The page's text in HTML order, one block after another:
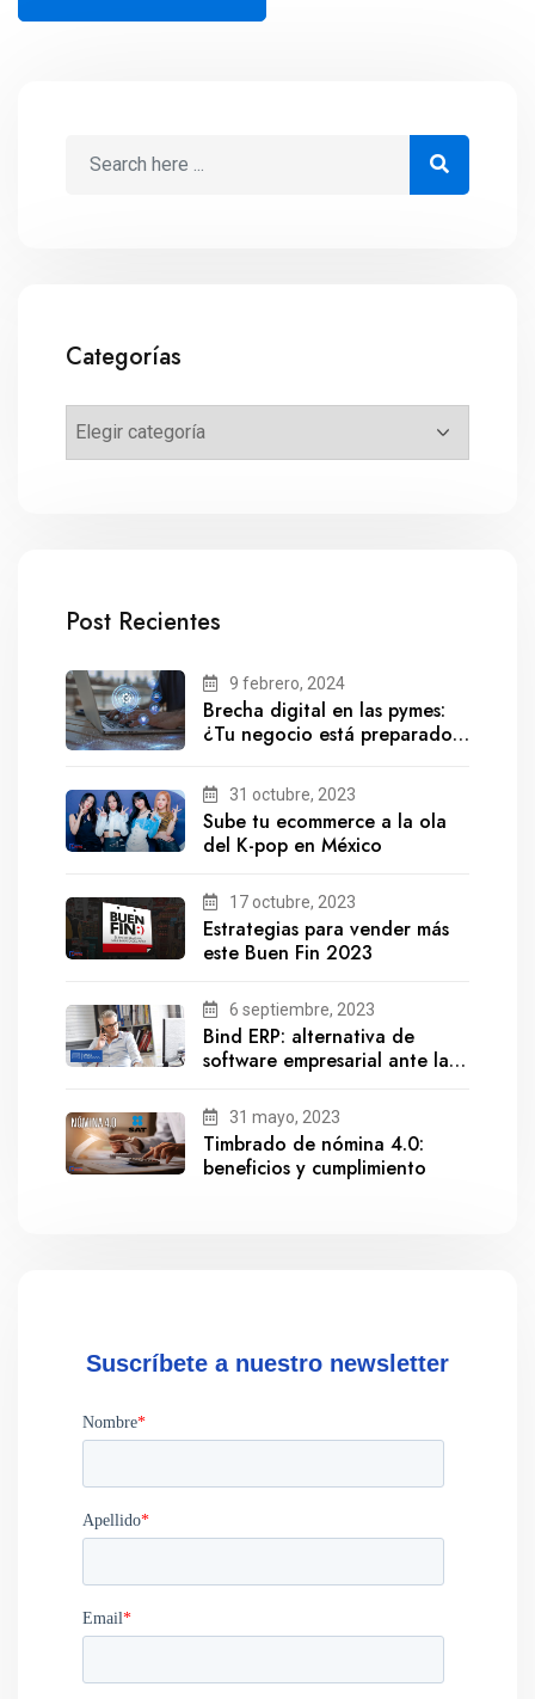
Categorías
Post Recientes
9 febrero, 2024
Brecha digital en las pymes:
¿Tu negocio está preparado
31 octubre, 2023
Sube tu ecommerce a la ola
del K-pop en México
17 octubre, 2023
Estrategias para vender más
este Buen Fin 2023
6 septiembre, 2023
Bind ERP: alternativa de
software empresarial ante la
31 mayo, 2023
Timbrado de nómina 4.0:
beneficios y cumplimiento
Suscríbete a nuestro newsletter